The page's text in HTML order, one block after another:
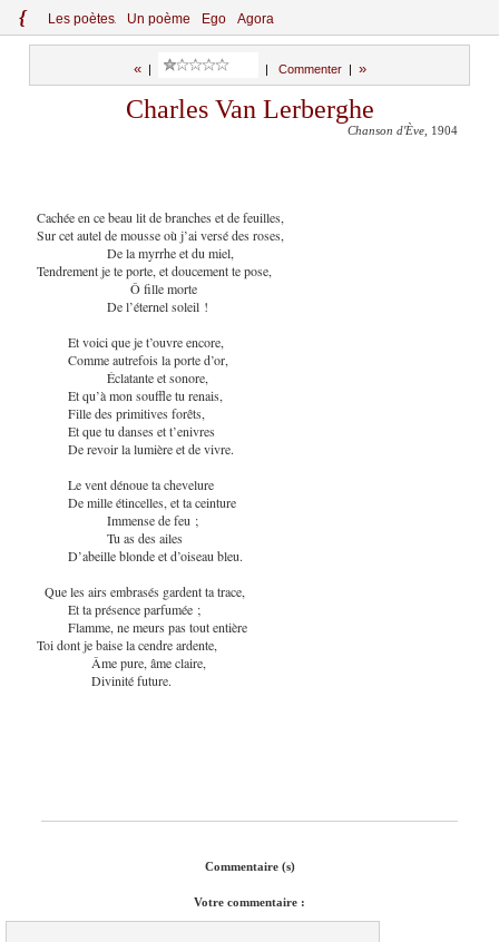
{ Les poètes Un poème Ego Agora
«| Commenter| »
Charles Van Lerberghe
Chanson d'Ève , 1904
Cachée en ce beau lit de branches et de feuilles,
Sur cet autel de mousse où j’ai versé des roses,
De la myrrhe et du miel,
Tendrement je te porte, et doucement te pose,
Ô fille morte
De l’éternel soleil !
Et voici que je t’ouvre encore,
Comme autrefois la porte d’or,
Éclatante et sonore,
Et qu’à mon souffle tu renais,
Fille des primitives forêts,
Et que tu danses et t’enivres
De revoir la lumière et de vivre.
Le vent dénoue ta chevelure
De mille étincelles, et ta ceinture
Immense de feu ;
Tu as des ailes
D’abeille blonde et d’oiseau bleu.
Que les airs embrasés gardent ta trace,
Et ta présence parfumée ;
Flamme, ne meurs pas tout entière
Toi dont je baise la cendre ardente,
Âme pure, âme claire,
Divinité future.
Commentaire (s)
Votre commentaire :